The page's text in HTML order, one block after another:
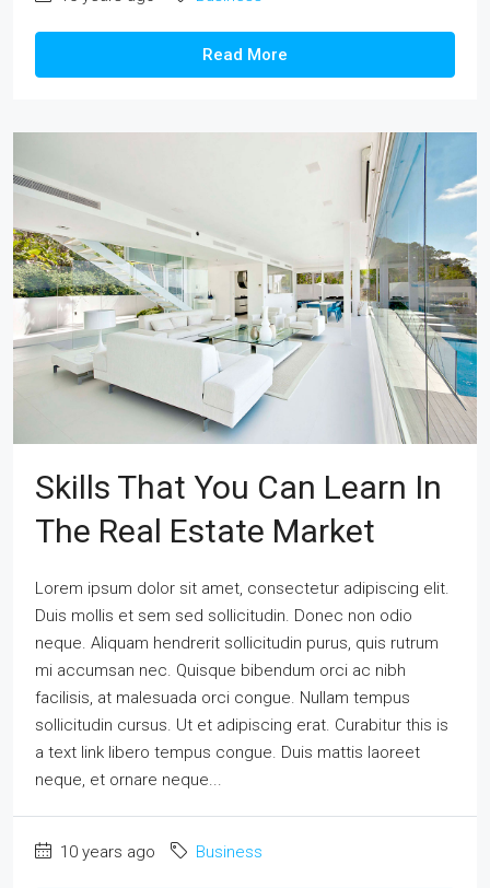
Read More
Skills That You Can Learn In
The Real Estate Market
Lorem ipsum dolor sit amet, consectetur adipiscing elit.
Duis mollis et sem sed sollicitudin. Donec non odio
neque. Aliquam hendrerit sollicitudin purus, quis rutrum
mi accumsan nec. Quisque bibendum orci ac nibh
facilisis, at malesuada orci congue. Nullam tempus
sollicitudin cursus. Ut et adipiscing erat. Curabitur this is
a text link libero tempus congue. Duis mattis laoreet
neque, et ornare neque...
10 years ago Business